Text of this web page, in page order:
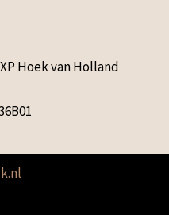
Hoek van Holland